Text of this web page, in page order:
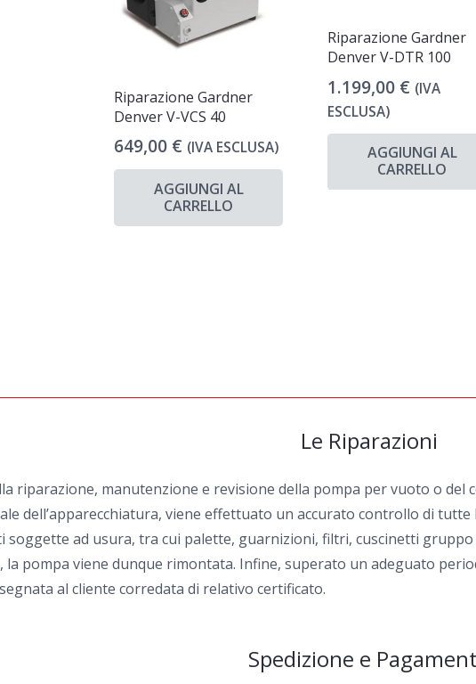
Riparazione Gardner
Denver V-VCS 40
649,00 € (IVA ESCLUSA)
AGGIUNGI AL
CARRELLO
Riparazione Gardner
Denver V-DTR 100
1.199,00 € (IVA
ESCLUSA)
AGGIUNGI AL
CARRELLO
Le Riparazioni
riparazione, manutenzione e revisione della pompa per vuoto o
dell’apparecchiatura, viene effettuato un accurato controllo di
ad usura, tra cui palette, guarnizioni, filtri, cuscinetti
pompa viene dunque rimontata. Infine, superato un adeguato
al cliente corredata di relativo certificato.
Spedizione e